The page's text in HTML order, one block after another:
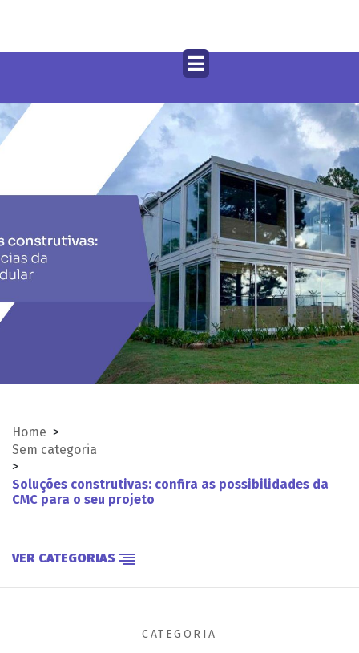
Home >
Sem categoria
>
Soluções construtivas: confira as possibilidades da
CMC para o seu projeto
VER CATEGORIAS
CATEGORIA